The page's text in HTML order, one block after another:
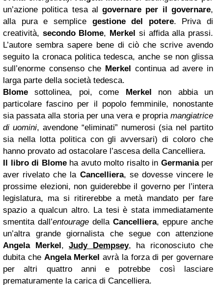
un’azione politica tesa algovernare per il governare,
alla pura e semplice gestione del potere. Priva di
creatività, secondo Blome, Merkel si affida alla prassi.
L’autore sembra sapere bene di ciò che scrive avendo
seguito la cronaca politica tedesca, anche se non glissa
sull’enorme consenso che Merkel continua ad avere in
larga parte della società tedesca.
Blome sottolinea, poi, come Merkel non abbia un
particolare fascino per il popolo femminile, nonostante
sia passata alla storia per una vera e propria mangiatrice
di uomini, avendone “eliminati” numerosi (sia nel partito
sia nella lotta politica con gli avversari) di coloro che
hanno provato ad ostacolare l’ascesa della Cancelliera.
Il libro di Blomeha avuto molto risalto in Germaniaper
aver rivelato che la Cancelliera, se dovesse vincere le
prossime elezioni, non guiderebbe il governo per l’intera
legislatura, ma si ritirerebbe a metà mandato per fare
spazio a qualcun altro. La tesi è stata immediatamente
smentita dall’entourage della Cancelliera, eppure anche
un’altra grande giornalista che segue con attenzione
Angela Merkel, Judy Dempsey, ha riconosciuto che
dubita che Angela Merkelavrà la forza di per governare
per altri quattro anni e potrebbe così lasciare
prematuramente la carica di Cancelliera.